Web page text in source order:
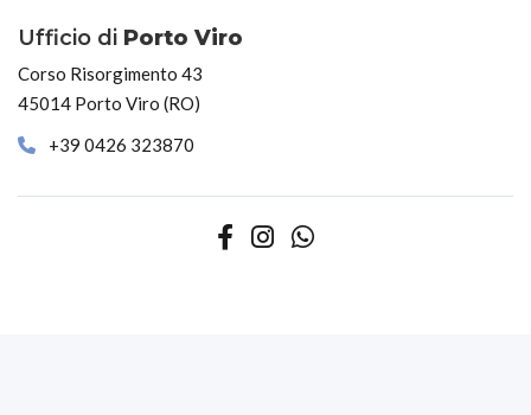
Ufficio di Porto Viro
Corso Risorgimento 43
45014 Porto Viro (RO)
+39 0426 323870